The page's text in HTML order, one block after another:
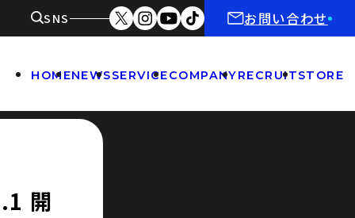
SNS お問い合わせ
HOMENEWSSERVICECOMPANYRECRUITSTORE
開